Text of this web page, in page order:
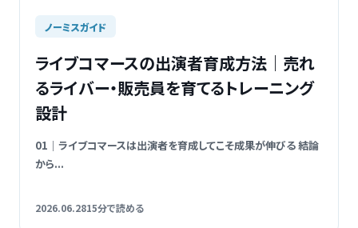
ノーミスガイド
ライブコマースの出演者育成方法｜売れ
るライバー・販売員を育てるトレーニング
設計
01｜ライブコマースは出演者を育成してこそ成果が伸びる 結論
から...
2026.06.2815分で読める